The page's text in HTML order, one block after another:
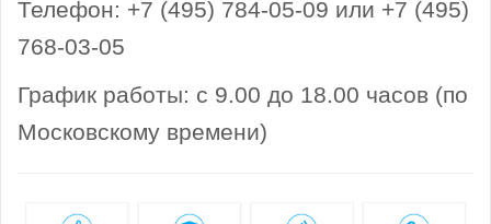
Телефон: +7 (495) 784-05-09 или +7 (495)
768-03-05
График работы: с 9.00 до 18.00 часов (по
Московскому времени)